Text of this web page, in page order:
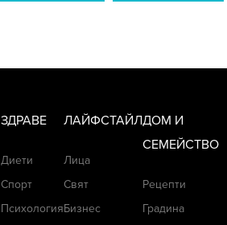
ЗДРАВЕ
Диети
Спорт
Психология
ЛАЙФСТАЙЛ
Лица
Свят
Бизнес
ДОМ И
СЕМЕЙСТВО
Рецепти
Градина